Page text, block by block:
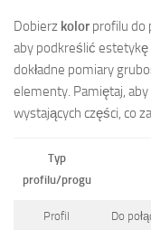
Dobierz kolorprofilu do
aby podkreślić estetykę
dokładne pomiary
elementy. Pamiętaj,
wystających części, co
Typ
profilu/progu
Profil
Do